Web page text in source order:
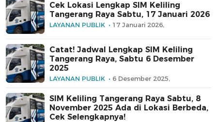
Cek Lokasi Lengkap SIM Keliling
Tangerang Raya Sabtu, 17 Januari 2026
LAYANAN PUBLIK 17 Januari 2026,
Catat! Jadwal Lengkap SIM Keliling
Tangerang Raya, Sabtu 6 Desember
2025
LAYANAN PUBLIK 6 Desember 2025,
SIM Keliling Tangerang Raya Sabtu, 8
November 2025 Ada di Lokasi Berbeda,
Cek Selengkapnya!